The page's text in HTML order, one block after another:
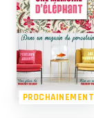
PROCHAINEMENT